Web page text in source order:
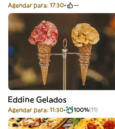
Agendar para: 17:30 --
Eddine Gelados
Agendar para: 11:30 100%(11)